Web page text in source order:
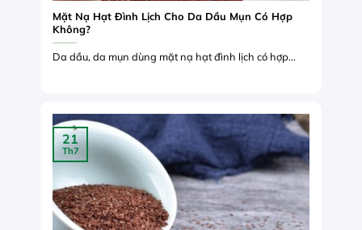
Mặt Nạ Hạt Đình Lịch Cho Da Dầu Mụn Có Hợp
Không?
Da dầu, da mụn dùng mặt nạ hạt đình lịch có hợp...
21
Th7